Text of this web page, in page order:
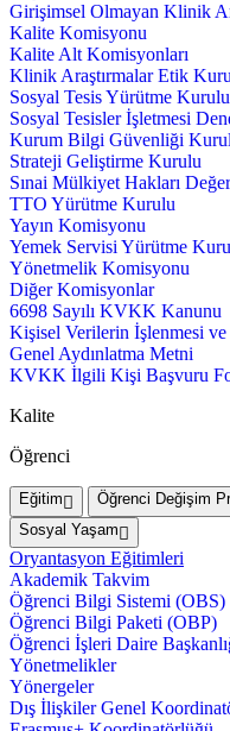
Girişimsel Olmayan Klinik
Kalite Komisyonu
Kalite Alt Komisyonları
Klinik Araştırmalar Etik
Sosyal Tesis Yürütme Kurulu
Sosyal Tesisler İşletmesi
Kurum Bilgi Güvenliği
Strateji Geliştirme Kurulu
Sınai Mülkiyet Hakları
TTO Yürütme Kurulu
Yayın Komisyonu
Yemek Servisi Yürütme
Yönetmelik Komisyonu
Diğer Komisyonlar
6698 Sayılı KVKK Kanunu
Kişisel Verilerin İşlenmesi ve
Genel Aydınlatma Metni
KVKK İlgili Kişi Başvuru
Kalite
Öğrenci
Eğitim Öğrenci Değişim
Sosyal Yaşam
Oryantasyon Eğitimleri
Akademik Takvim
Öğrenci Bilgi Sistemi (OBS)
Öğrenci Bilgi Paketi (OBP)
Öğrenci İşleri Daire
Yönetmelikler
Yönergeler
Dış İlişkiler Genel